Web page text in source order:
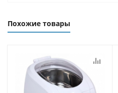
Похожие товары